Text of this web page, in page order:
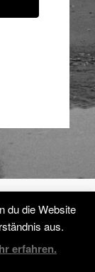
du die Website
aus.
erfahren.